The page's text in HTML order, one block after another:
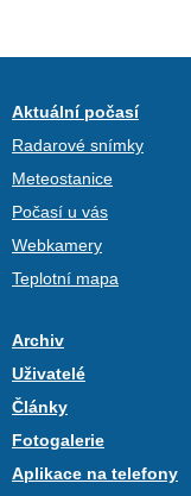
Aktuální počasí
Radarové snímky
Meteostanice
Počasí u vás
Webkamery
Teplotní mapa
Archiv
Uživatelé
Články
Fotogalerie
Aplikace na telefony